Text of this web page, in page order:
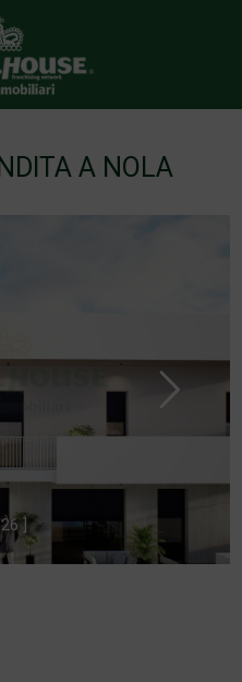
A NOLA
26 ]